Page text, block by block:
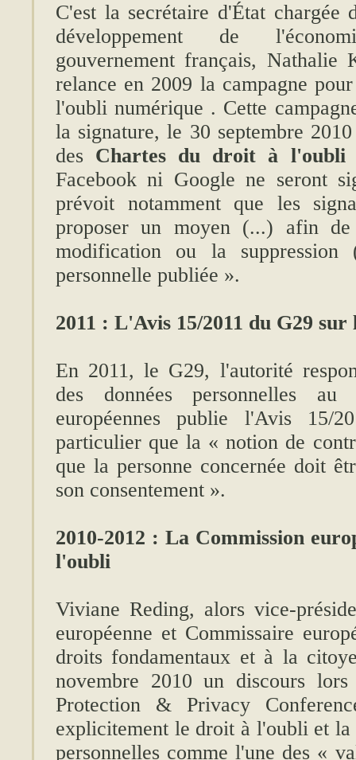
C'est la secrétaire d'État chargée
développement de
gouvernement français, Nathalie
relance en 2009 la campagne
l'oubli numérique . Cette
la signature, le 30 septembre
des Chartes du droit à l'oubli
Facebook ni Google ne seront
prévoit notamment que les
proposer un moyen (...) afin
modification ou la
personnelle publiée ».
2011 : L'Avis 15/2011 du G29 sur
En 2011, le G29, l'autorité
des données personnelles
européennes publie l'Avis 15/
particulier que la « notion de
que la personne concernée doit
son consentement ».
2010-2012 : La Commission
l'oubli
Viviane Reding, alors vice-
européenne et Commissaire
droits fondamentaux et à la
novembre 2010 un discours
Protection & Privacy
explicitement le droit à l'oubli et la
personnelles comme l'une des «